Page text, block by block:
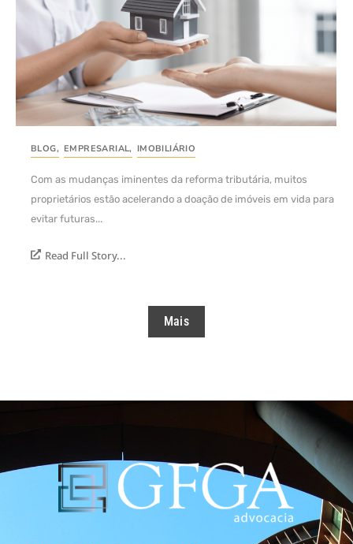
BLOG, EMPRESARIAL, IMOBILIÁRIO
Com as mudanças iminentes da reforma tributária, muitos
proprietários estão acelerando a doação de imóveis em vida para
evitar futuras...
Read Full Story...
Mais